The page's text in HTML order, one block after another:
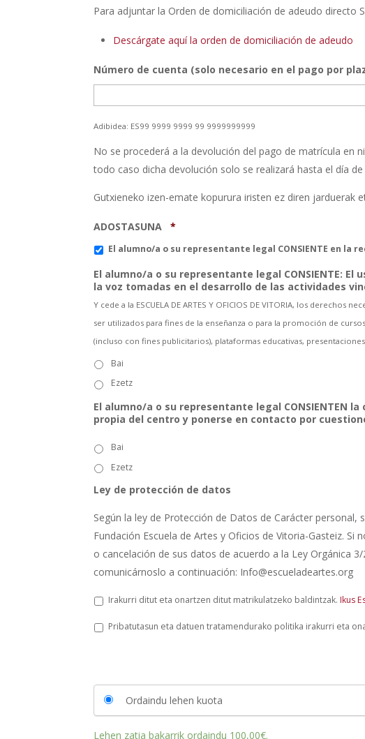
Para adjuntar la Orden de domiciliación de adeudo directo
Descárgate aquí la orden de domiciliación de adeudo
Número de cuenta (solo necesario en el pago por
Adibidea: ES99 9999 9999 99 9999999999
No se procederá a la devolución del pago de matrícula en
todo caso dicha devolución solo se realizará hasta el día
Gutxieneko izen-emate kopurura iristen ez diren jarduerak
ADOSTASUNA *
El alumno/a o su representante legal CONSIENTE en la
El alumno/a o su representante legal CONSIENTE:
la voz tomadas en el desarrollo de las actividades
Y cede a la ESCUELA DE ARTES Y OFICIOS DE VITORIA, los
ser utilizados para fines de la enseñanza o para la promoción de
(incluso con fines publicitarios), plataformas educativas,
Bai
Ezetz
El alumno/a o su representante legal CONSIENTEN
propia del centro y ponerse en contacto por
Bai
Ezetz
Ley de protección de datos
Según la ley de Protección de Datos de Carácter
Fundación Escuela de Artes y Oficios de Vitoria-Gasteiz.
o cancelación de sus datos de acuerdo a la Ley Orgánica
comunicárnoslo a continuación: Info@escueladeartes.org
L
y
d
o
e
c
Irakurri ditut eta onartzen ditut matrikulatzeko baldintzak.Ikus
P
t
t
Pribatutasun eta datuen tratamendurako politika irakurri eta
Ordaindu lehen kuota
Lehen zatia bakarrik ordaindu 100,00€.